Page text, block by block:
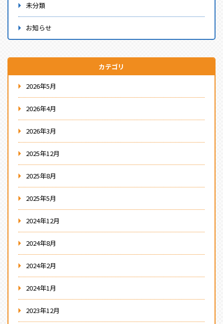
未分類
お知らせ
カテゴリ
2026年5月
2026年4月
2026年3月
2025年12月
2025年8月
2025年5月
2024年12月
2024年8月
2024年2月
2024年1月
2023年12月